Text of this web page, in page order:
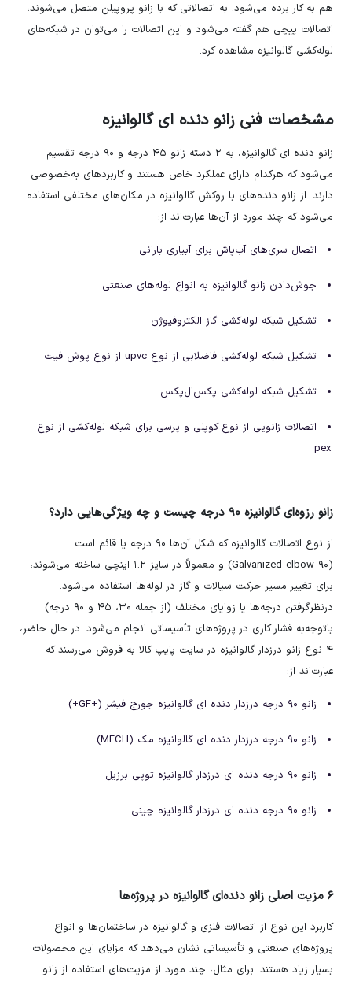
هم به کار برده می‌شود. به اتصالاتی که با زانو پروپیلن متصل می‌شوند،
اتصالات پیچی هم گفته می‌شود و این اتصالات را می‌توان در شبکه‌های
لوله‌کشی گالوانیزه مشاهده کرد.
مشخصات فنی زانو دنده ای گالوانیزه
زانو دنده ای گالوانیزه، به ۲ دسته زانو ۴۵ درجه و ۹۰ درجه تقسیم
می‌شود که هرکدام دارای عملکرد خاص هستند و کاربردهای به‌خصوصی
دارند. از زانو دنده‌های با روکش گالوانیزه در مکان‌های مختلفی استفاده
می‌شود که چند مورد از آن‌ها عبارت‌اند از:
اتصال سری‌های آب‌پاش برای آبیاری بارانی
جوش‌دادن زانو گالوانیزه به انواع لوله‌های صنعتی
تشکیل شبکه لوله‌کشی گاز الکتروفیوژن
تشکیل شبکه لوله‌کشی فاضلابی از نوع upvc از نوع پوش فیت
تشکیل شبکه لوله‌کشی پکس‌ال‌پکس
اتصالات زانویی از نوع کوپلی و پرسی برای شبکه لوله‌کشی از نوع
pex
زانو رزوه‌ای گالوانیزه ۹۰ درجه چیست و چه ویژگی‌هایی دارد؟
از نوع اتصالات گالوانیزه که شکل آن‌ها ۹۰ درجه یا قائم است
(Galvanized elbow ۹۰) و معمولاً در سایز ۱.۲ اینچی ساخته می‌شوند،
برای تغییر مسیر حرکت سیالات و گاز در لوله‌ها استفاده می‌شود.
درنظرگرفتن درجه‌ها یا زوایای مختلف (از جمله ۳۰، ۴۵ و ۹۰ درجه)
باتوجه‌به فشار کاری در پروژه‌های تأسیساتی انجام می‌شود. در حال حاضر،
۴ نوع زانو درزدار گالوانیزه در سایت پایپ کالا به فروش می‌رسند که
عبارت‌اند از:
زانو ۹۰ درجه درزدار دنده ای گالوانیزه جورج فیشر (+GF+)
زانو ۹۰ درجه درزدار دنده ای گالوانیزه مک (MECH)
زانو ۹۰ درجه دنده ای درزدار گالوانیزه توپی برزیل
زانو ۹۰ درجه دنده ای درزدار گالوانیزه چینی
۶ مزیت اصلی زانو دنده‌ای گالوانیزه در پروژه‌ها
کاربرد این نوع از اتصالات فلزی و گالوانیزه در ساختمان‌ها و انواع
پروژه‌های صنعتی و تأسیساتی نشان می‌دهد که مزایای این محصولات
بسیار زیاد هستند. برای مثال، چند مورد از مزیت‌های استفاده از زانو